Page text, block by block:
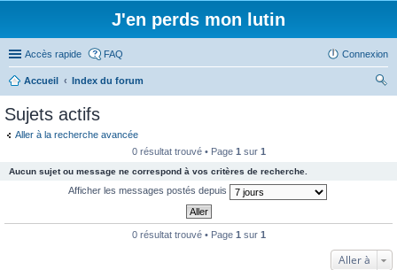
J'en perds mon lutin
Accès rapide FAQ Connexion
Accueil
Index du forum
Sujets actifs
Aller à la recherche avancée
0 résultat trouvé • Page 1 sur 1
Aucun sujet ou message ne correspond à vos critères de recherche.
Afficher les messages postés depuis
0 résultat trouvé • Page 1 sur 1
Aller à